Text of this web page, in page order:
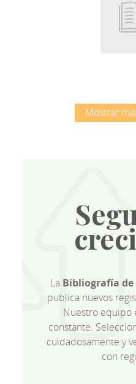
Mostrar
La Bibliografía de
publica nuevos
Nuestro equipo
constante.
cuidadosamente y
con